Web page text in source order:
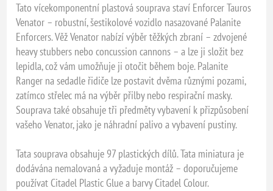
Tato vícekomponentní plastová souprava staví Enforcer Tauros
Venator – robustní, šestikolové vozidlo nasazované Palanite
Enforcers. Věž Venator nabízí výběr těžkých zbraní – zdvojené
heavy stubbers nebo concussion cannons – a lze ji složit bez
lepidla, což vám umožňuje ji otočit během boje. Palanite
Ranger na sedadle řidiče lze postavit dvěma různými pozami,
zatímco střelec má na výběr přilby nebo respirační masky.
Souprava také obsahuje tři předměty vybavení k přizpůsobení
vašeho Venator, jako je náhradní palivo a vybavení pustiny.
Tata souprava obsahuje 97 plastických dílů. Tata miniatura je
dodávána nemalovaná a vyžaduje montáž – doporučujeme
používat Citadel Plastic Glue a barvy Citadel Colour.